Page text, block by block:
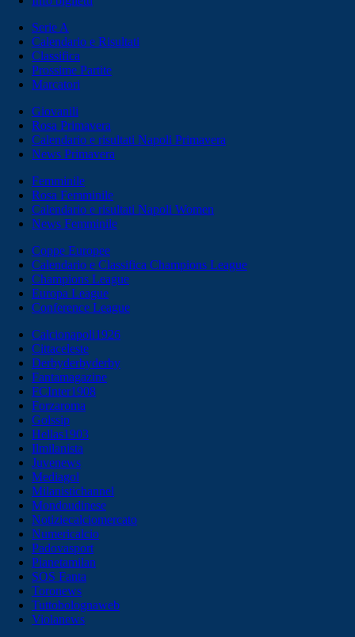
Serie A
Calendario e Risultati
Classifica
Prossime Partite
Marcatori
Giovanili
Rosa Primavera
Calendario e risultati Napoli Primavera
News Primavera
Femminile
Rosa Femminile
Calendario e risultati Napoli Women
News Femminile
Coppe Europee
Calendario e Classifica Champions League
Champions League
Europa League
Conference League
Calcionapoli1926
Cittaceleste
Derbyderbyderby
Fantamagazine
FCInter1908
Forzaroma
Golssip
Hellas1903
Ilmilanista
Juvenews
Mediagol
Milanistichannel
Mondoudinese
Notiziecalciomercato
Numericalcio
Padovasport
Pianetamilan
SOS Fanta
Toronews
Tuttobolognaweb
Violanews